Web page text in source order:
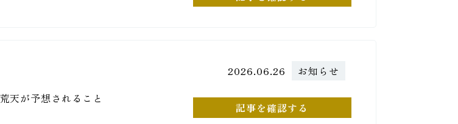
天が予想されること
2026.06.26 お知らせ
記事を確認する